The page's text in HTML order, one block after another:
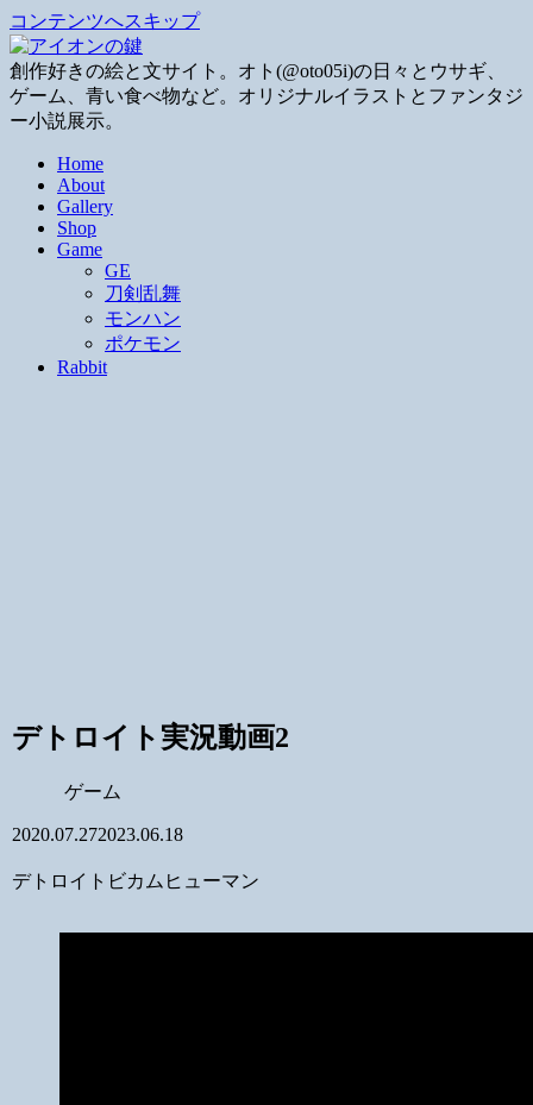
コンテンツへスキップ
創作好きの絵と文サイト。オト(@oto05i)の日々とウサギ、
ゲーム、青い食べ物など。オリジナルイラストとファンタジ
ー小説展示。
Home
About
Gallery
Shop
Game
GE
刀剣乱舞
モンハン
ポケモン
Rabbit
デトロイト実況動画2
ゲーム
2020.07.272023.06.18
デトロイトビカムヒューマン